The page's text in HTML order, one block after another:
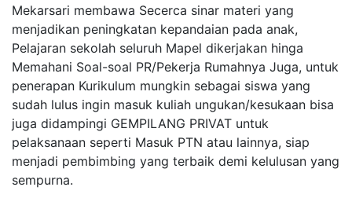
Mekarsari membawa Secerca sinar materi yang
menjadikan peningkatan kepandaian pada anak,
Pelajaran sekolah seluruh Mapel dikerjakan hinga
Memahani Soal-soal PR/Pekerja Rumahnya Juga, untuk
penerapan Kurikulum mungkin sebagai siswa yang
sudah lulus ingin masuk kuliah ungukan/kesukaan bisa
juga didampingi GEMPILANG PRIVAT untuk
pelaksanaan seperti Masuk PTN atau lainnya, siap
menjadi pembimbing yang terbaik demi kelulusan yang
sempurna.